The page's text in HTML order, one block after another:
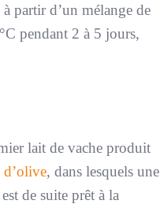
partir d’un mélange de
pendant 2 à 5 jours,
lait de vache produit
d’olive, dans lesquels une
de suite prêt à la